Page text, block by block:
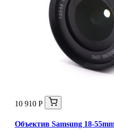
10 910 Р
Объектив Samsung 18-